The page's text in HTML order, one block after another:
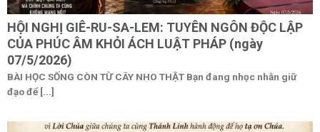
HỘI NGHỊ GIÊ-RU-SA-LEM: TUYÊN NGÔN ĐỘC LẬP
CỦA PHÚC ÂM KHỎI ÁCH LUẬT PHÁP (ngày
07/5/2026)
BÀI HỌC SỐNG CÒN TỪ CÂY NHO THẬT Bạn đang nhọc nhằn giữ
đạo để [...]